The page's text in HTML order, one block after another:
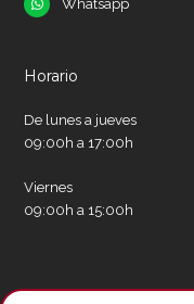
Whatsapp
Horario
De lunes a jueves
09:00h a 17:00h
Viernes
09:00h a 15:00h
Redes sociales